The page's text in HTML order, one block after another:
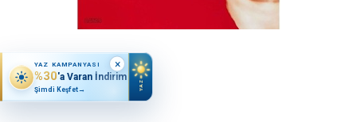
YAZ KAMPANYASI
%30'a Varan İndirim
Şimdi Keşfet→ YAZ
×